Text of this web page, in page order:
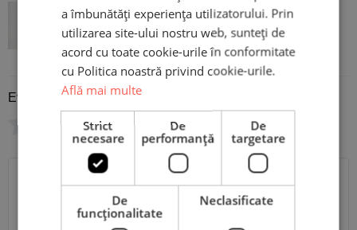
Magnet Personalizat cu poză și
mesaj – Primăvară 10x15cm
Evaluare *
0/5
Scrie recenzia ta
a îmbunătăți experiența utilizatorului. Prin
utilizarea site-ului nostru web, sunteți de
acord cu toate cookie-urile în conformitate
cu Politica noastră privind cookie-urile.
Află mai multe
Strict
necesare
De
performanță
De
targetare
De
funcţionalitate
Neclasificate